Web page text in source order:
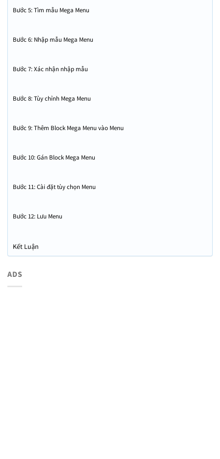
Bước 5: Tìm mẫu Mega Menu
Bước 6: Nhập mẫu Mega Menu
Bước 7: Xác nhận nhập mẫu
Bước 8: Tùy chỉnh Mega Menu
Bước 9: Thêm Block Mega Menu vào Menu
Bước 10: Gán Block Mega Menu
Bước 11: Cài đặt tùy chọn Menu
Bước 12: Lưu Menu
Kết Luận
ADS